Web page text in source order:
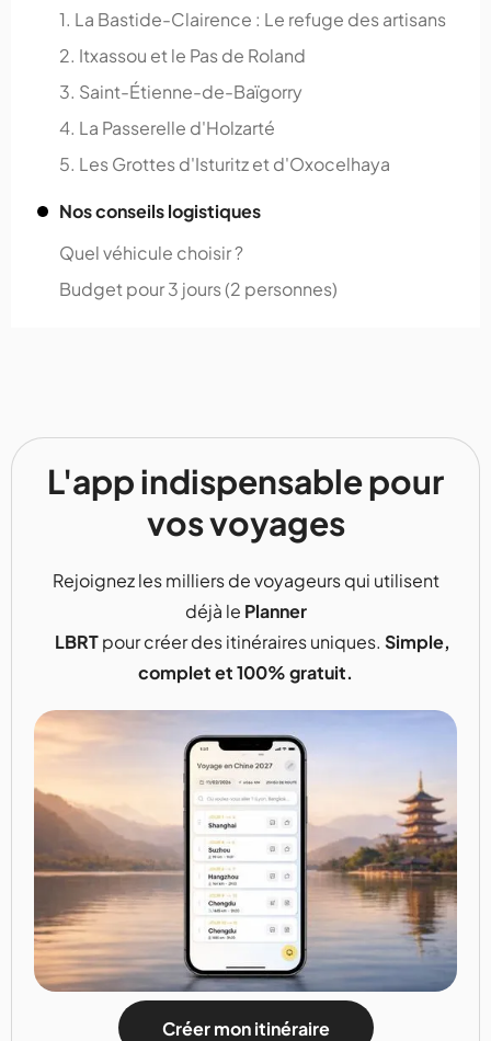
1. La Bastide-Clairence : Le refuge des artisans
2. Itxassou et le Pas de Roland
3. Saint-Étienne-de-Baïgorry
4. La Passerelle d'Holzarté
5. Les Grottes d'Isturitz et d'Oxocelhaya
Nos conseils logistiques
Quel véhicule choisir ?
Budget pour 3 jours (2 personnes)
L'app indispensable pour
vos voyages
Rejoignez les milliers de voyageurs qui utilisent
déjà le Planner
LBRTpour créer des itinéraires uniques. Simple,
complet et 100% gratuit.
Créer mon itinéraire